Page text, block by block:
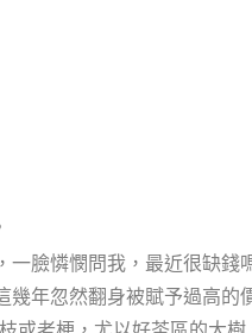
臉憐憫問我，最近很缺錢
年忽然翻身被賦予過高的